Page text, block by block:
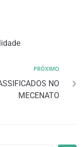
PRÓXIMO
NO
MECENATO